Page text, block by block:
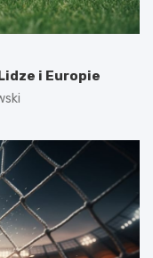
i Europie